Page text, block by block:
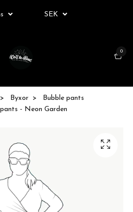
SEK
0
Byxor
Bubble pants
- Neon Garden